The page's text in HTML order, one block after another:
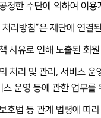
정한 수단에 의하여 이
리방침”은 재단에 연결
사유로 인해 노출된 회
처리 및 관리, 서비스 운
운영 등에 관한 업무를
호법 등 관계 법령에 따